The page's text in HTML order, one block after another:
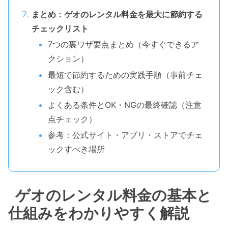
まとめ：ゲオのレンタル料金を最大に節約する
チェックリスト
7つの裏ワザ要点まとめ（今すぐできるア
クション）
最短で節約するための実践手順（事前チェ
ック含む）
よくある条件とOK・NGの最終確認（注意
点チェック）
参考：公式サイト・アプリ・ストアでチェ
ックすべき場所
ゲオのレンタル料金の基本と
仕組みをわかりやすく解説